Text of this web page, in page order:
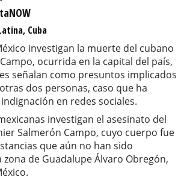
Cuba
investigan la muerte del cubano
ocurrida en la capital del país,
señalan como presuntos implicados
dos personas, caso que ha
en redes sociales.
investigan el asesinato del
Salmerón Campo, cuyo cuerpo fue
que aún no han sido
zona de Guadalupe Álvaro Obregón,